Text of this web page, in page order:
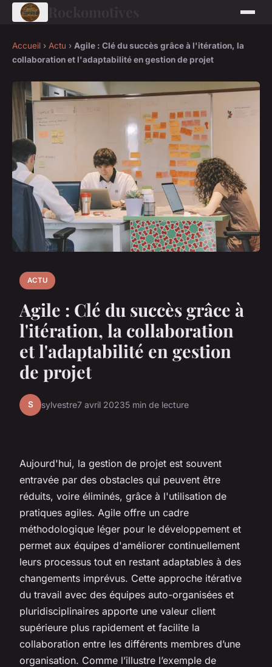
Accueil › Actu › Agile : Clé du succès grâce à l'itération, la
collaboration et l'adaptabilité en gestion de projet
ACTU
Agile : Clé du succès grâce à
l'itération, la collaboration
et l'adaptabilité en gestion
de projet
S sylvestre7 avril 20235 min de lecture
Aujourd'hui, la gestion de projet est souvent
entravée par des obstacles qui peuvent être
réduits, voire éliminés, grâce à l'utilisation de
pratiques agiles. Agile offre un cadre
méthodologique léger pour le développement et
permet aux équipes d'améliorer continuellement
leurs processus tout en restant adaptables à des
changements imprévus. Cette approche itérative
du travail avec des équipes auto-organisées et
pluridisciplinaires apporte une valeur client
supérieure plus rapidement et facilite la
collaboration entre les différents membres d’une
organisation. Comme l’illustre l’exemple de